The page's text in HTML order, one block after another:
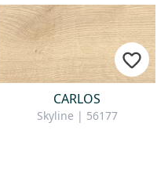
CARLOS
Skyline | 56177